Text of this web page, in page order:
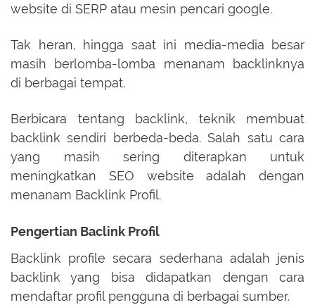
website di SERP atau mesin pencari google.
Tak heran, hingga saat ini media-media besar
masih berlomba-lomba menanam backlinknya
di berbagai tempat.
Berbicara tentang backlink, teknik membuat
backlink sendiri berbeda-beda. Salah satu cara
yang masih sering diterapkan untuk
meningkatkan SEO website adalah dengan
menanam Backlink Profil.
Pengertian Baclink Profil
Backlink profile secara sederhana adalah jenis
backlink yang bisa didapatkan dengan cara
mendaftar profil pengguna di berbagai sumber.